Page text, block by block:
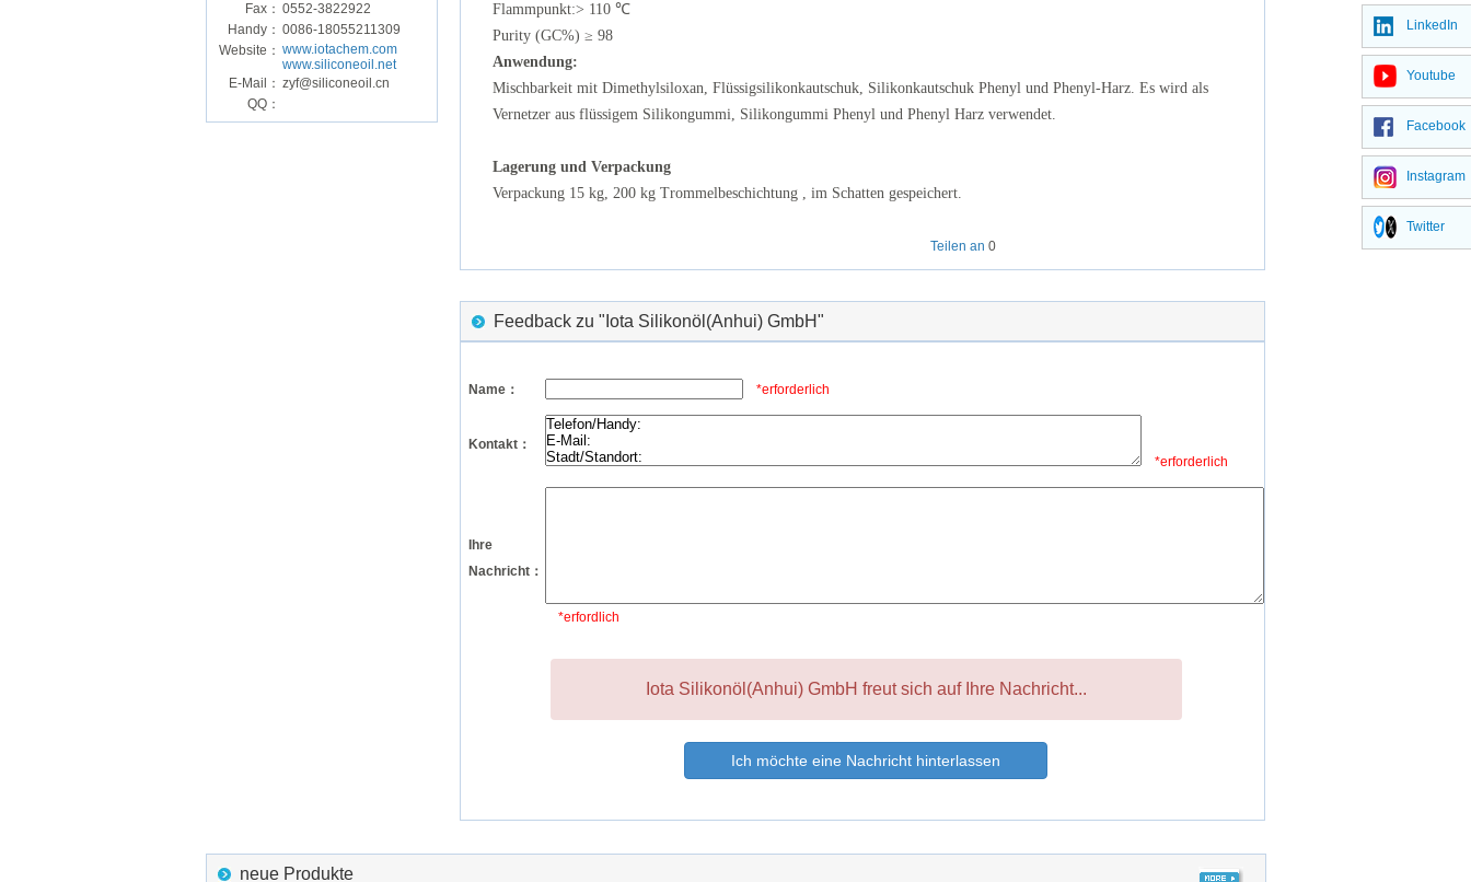
LinkedIn
Youtube
Facebook
Instagram
Twitter
Fax： 0552-3822922
Handy： 0086-18055211309
Website： www.iotachem.com
www.siliconeoil.net
E-Mail： zyf@siliconeoil.cn
QQ：
Flammpunkt:> 110 ℃
Purity (GC%) ≥ 98
Anwendung:
Mischbarkeit mit Dimethylsiloxan, Flüssigsilikonkautschuk, Silikonkautschuk Phenyl und Phenyl-Harz. Es wird als
Vernetzer aus flüssigem Silikongummi, Silikongummi Phenyl und Phenyl Harz verwendet.
Lagerung und Verpackung
Verpackung 15 kg, 200 kg Trommelbeschichtung , im Schatten gespeichert.
Teilen an 0
Feedback zu "Iota Silikonöl(Anhui) GmbH"
Name： *erforderlich
Kontakt：
*erforderlich
Ihre
Nachricht：
*erfordlich
Iota Silikonöl(Anhui) GmbH freut sich auf Ihre Nachricht...
Ich möchte eine Nachricht hinterlassen
neue Produkte